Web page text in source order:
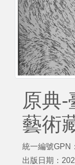
原典-
藝術
統一編號GPN
出版日期：